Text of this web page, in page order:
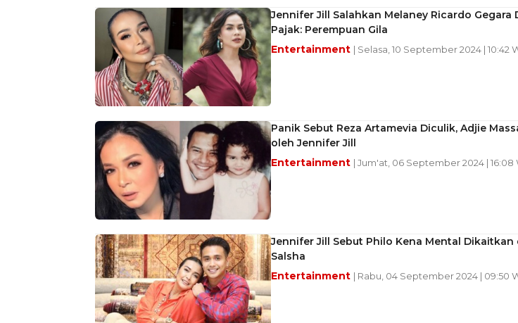
Jennifer Jill Salahkan Melaney Ricardo Gegara
Pajak: Perempuan Gila
Entertainment | Selasa, 10 September 2024 | 10:42
Panik Sebut Reza Artamevia Diculik, Adjie
oleh Jennifer Jill
Entertainment | Jum'at, 06 September 2024 | 16:08
Jennifer Jill Sebut Philo Kena Mental Dikaitkan
Salsha
Entertainment | Rabu, 04 September 2024 | 09:50